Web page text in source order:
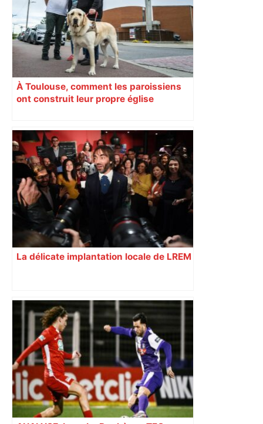
À Toulouse, comment les paroissiens
ont construit leur propre église
La délicate implantation locale de LREM